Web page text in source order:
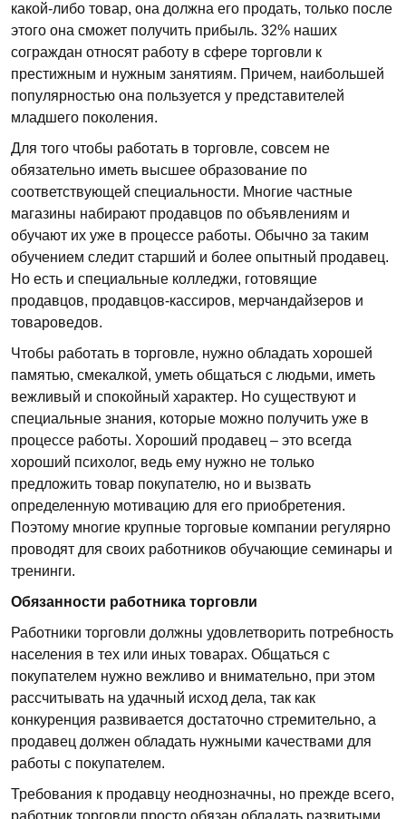
какой-либо товар, она должна его продать, только после
этого она сможет получить прибыль. 32% наших
сограждан относят работу в сфере торговли к
престижным и нужным занятиям. Причем, наибольшей
популярностью она пользуется у представителей
младшего поколения.
Для того чтобы работать в торговле, совсем не
обязательно иметь высшее образование по
соответствующей специальности. Многие частные
магазины набирают продавцов по объявлениям и
обучают их уже в процессе работы. Обычно за таким
обучением следит старший и более опытный продавец.
Но есть и специальные колледжи, готовящие
продавцов, продавцов-кассиров, мерчандайзеров и
товароведов.
Чтобы работать в торговле, нужно обладать хорошей
памятью, смекалкой, уметь общаться с людьми, иметь
вежливый и спокойный характер. Но существуют и
специальные знания, которые можно получить уже в
процессе работы. Хороший продавец – это всегда
хороший психолог, ведь ему нужно не только
предложить товар покупателю, но и вызвать
определенную мотивацию для его приобретения.
Поэтому многие крупные торговые компании регулярно
проводят для своих работников обучающие семинары и
тренинги.
Обязанности работника торговли
Работники торговли должны удовлетворить потребность
населения в тех или иных товарах. Общаться с
покупателем нужно вежливо и внимательно, при этом
рассчитывать на удачный исход дела, так как
конкуренция развивается достаточно стремительно, а
продавец должен обладать нужными качествами для
работы с покупателем.
Требования к продавцу неоднозначны, но прежде всего,
работник торговли просто обязан обладать развитыми